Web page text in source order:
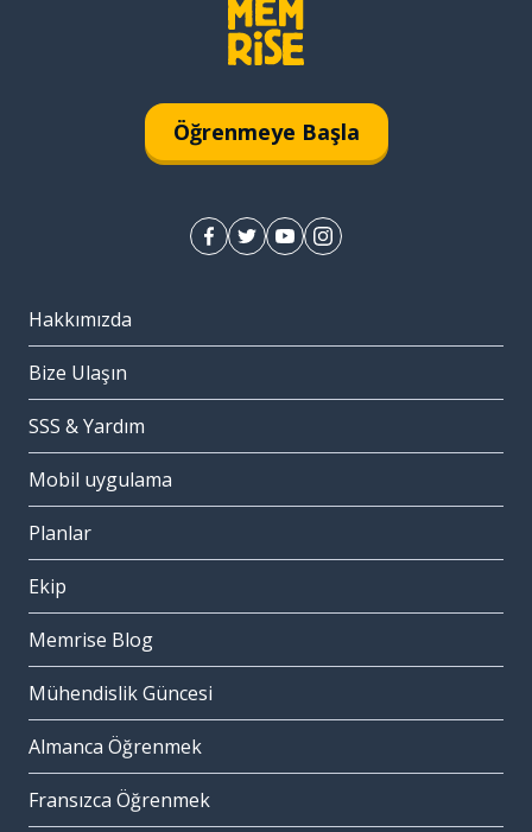
Öğrenmeye Başla
Hakkımızda
Bize Ulaşın
SSS & Yardım
Mobil uygulama
Planlar
Ekip
Memrise Blog
Mühendislik Güncesi
Almanca Öğrenmek
Fransızca Öğrenmek